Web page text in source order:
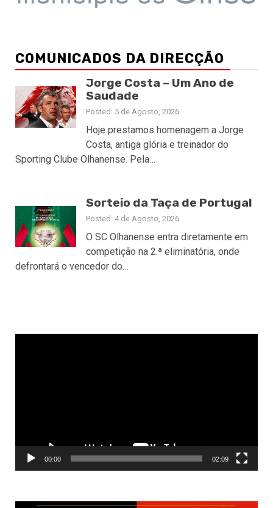
COMUNICADOS DA DIRECÇÃO
Jorge Costa – Um Ano de
Saudade
Posted: 5 de Agosto, 2026
Hoje prestamos homenagem a Jorge
Costa, antiga glória e treinador do
Sporting Clube Olhanense. Pela…
Sorteio da Taça de Portugal
Posted: 4 de Agosto, 2026
O SC Olhanense entra diretamente em
competição na 2.ª eliminatória, onde
defrontará o vencedor do…
00:00 02:09